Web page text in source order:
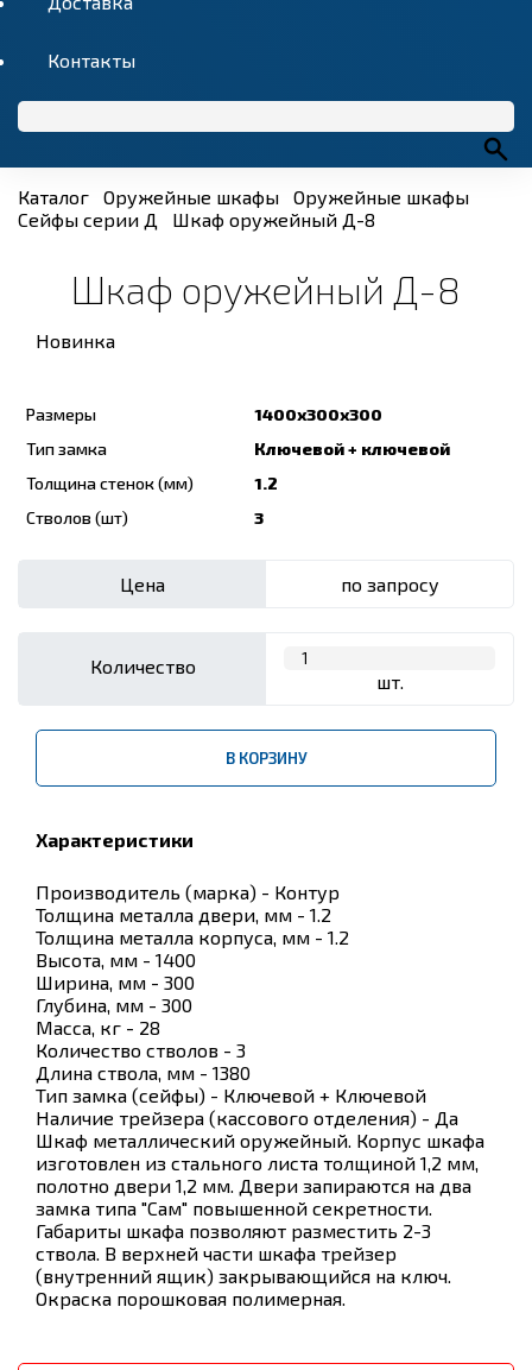
Контакты
Каталог Оружейные шкафы
Оружейные шкафы
Сейфы серии Д
Шкаф оружейный Д-8
Шкаф оружейный Д-8
Новинка
Размеры
1400x300x300
Тип замка
Ключевой + ключевой
Толщина стенок (мм)
1.2
Стволов (шт)
3
Цена по запросу
Количество
шт.
В КОРЗИНУ
Характеристики
Производитель (марка) - Контур
Толщина металла двери, мм - 1.2
Толщина металла корпуса, мм - 1.2
Высота, мм - 1400
Ширина, мм - 300
Глубина, мм - 300
Масса, кг - 28
Количество стволов - 3
Длина ствола, мм - 1380
Тип замка (сейфы) - Ключевой + Ключевой
Наличие трейзера (кассового отделения) - Да
Шкаф металлический оружейный. Корпус шкафа
изготовлен из стального листа толщиной 1,2 мм,
полотно двери 1,2 мм. Двери запираются на два
замка типа "Сам" повышенной секретности.
Габариты шкафа позволяют разместить 2-3
ствола. В верхней части шкафа трейзер
(внутренний ящик) закрывающийся на ключ.
Окраска порошковая полимерная.